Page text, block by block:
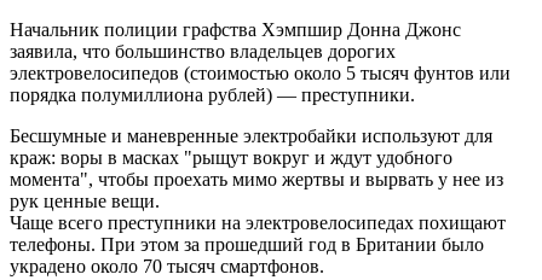
Начальник полиции графства Хэмпшир Донна Джонс
заявила, что большинство владельцев дорогих
электровелосипедов (стоимостью около 5 тысяч фунтов или
порядка полумиллиона рублей) — преступники.
Бесшумные и маневренные электробайки используют для
краж: воры в масках "рыщут вокруг и ждут удобного
момента", чтобы проехать мимо жертвы и вырвать у нее из
рук ценные вещи.
Чаще всего преступники на электровелосипедах похищают
телефоны. При этом за прошедший год в Британии было
украдено около 70 тысяч смартфонов.